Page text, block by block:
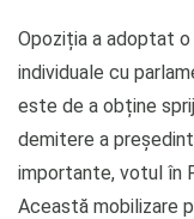
Opoziția a adoptat
individuale cu
este de a obține
demitere a
importante, votul în
Această mobilizare